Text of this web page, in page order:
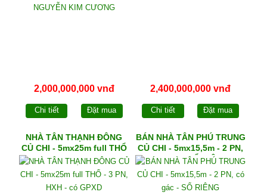
2,000,000,000 vnđ
Chi tiết Đặt mua
2,400,000,000 vnđ
Chi tiết Đặt mua
NHÀ TÂN THẠNH ĐÔNG
CỦ CHI - 5mx25m full THỔ
- 3 PN, HXH - có GPXD
BÁN NHÀ TÂN PHÚ TRUNG
CỦ CHI - 5mx15,5m - 2 PN,
có gác - SỔ RIÊNG